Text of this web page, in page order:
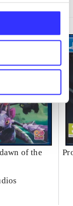
of the